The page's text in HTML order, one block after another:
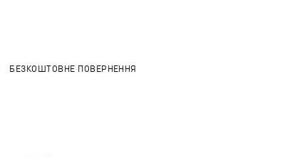
БЕЗКОШТОВНЕ ПОВЕРНЕННЯ